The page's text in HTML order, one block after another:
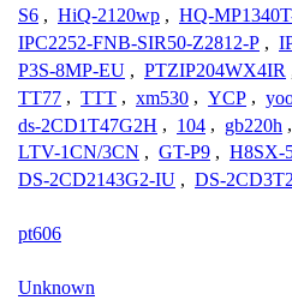
S6 , HiQ-2120wp , HQ-
IPC2252-FNB-SIR50-Z2812-P ,
P3S-8MP-EU , PTZIP204WX4IR
TT77 , TTT , xm530 , YCP ,
ds-2CD1T47G2H , 104 , gb220h ,
LTV-1CN/3CN , GT-P9 , H8SX-
DS-2CD2143G2-IU , DS-
pt606
Unknown